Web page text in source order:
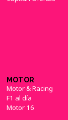
MOTOR
Motor & Racing
F1 al día
Motor 16